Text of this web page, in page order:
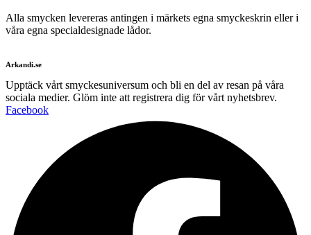
Alla smycken levereras antingen i märkets egna smyckeskrin eller i
våra egna specialdesignade lådor.
Arkandi.se
Upptäck vårt smyckesuniversum och bli en del av resan på våra
sociala medier. Glöm inte att registrera dig för vårt nyhetsbrev.
Facebook